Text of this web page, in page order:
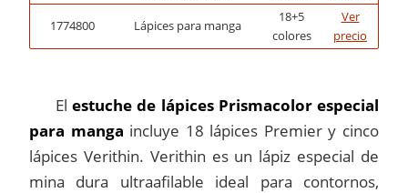
1774800 Lápices para manga
18+5
colores
Ver
precio
Elestuche de lápices Prismacolor especial
para manga incluye 18 lápices Premier y cinco
lápices Verithin. Verithin es un lápiz especial de
mina dura ultraafilable ideal para contornos,